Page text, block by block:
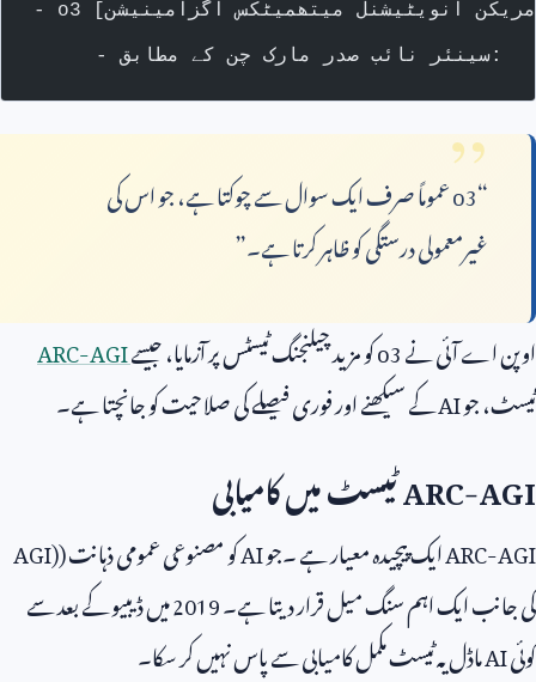
- سینئر نائب صدر مارک چن کے مطابق:
“
o3عموماً صرف ایک سوال سے چوکتا ہے، جو اس کی
غیرمعمولی درستگی کو ظاہر کرتا ہے۔”
اوپن اے آئی نےo3کو مزید چیلنجنگ ٹیسٹس پر آزمایا، جیسےARC-AGI
ٹیسٹ، جوAIکے سیکھنے اور فوری فیصلے کی صلاحیت کو جانچتا ہے۔
ARC-AGIٹیسٹ میں کامیابی
ARC-AGIایک پیچیدہ معیار ہے ۔جوAIکو مصنوعی عمومی ذہانت (AGI)
کی جانب ایک اہم سنگ میل قرار دیتا ہے۔2019میں ڈیبیو کے بعد سے
کوئیAIماڈل یہ ٹیسٹ مکمل کامیابی سے پاس نہیں کر سکا۔